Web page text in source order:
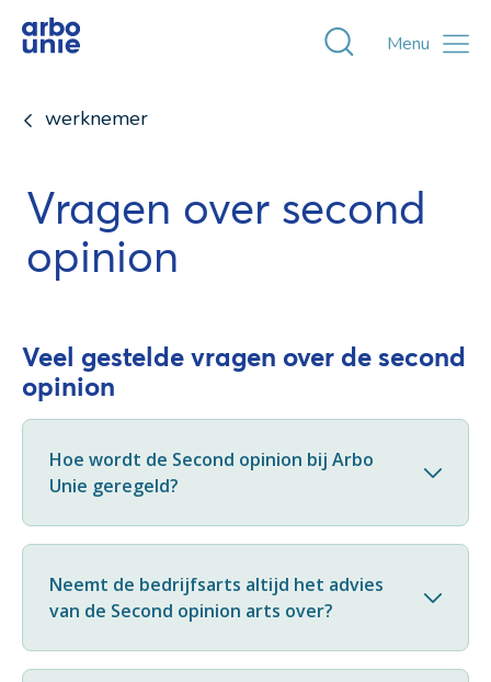
Toggle
Menu
werknemer
Vragen over second
opinion
Veel gestelde vragen over de second
opinion
Hoe wordt de Second opinion bij Arbo
Unie geregeld?
Neemt de bedrijfsarts altijd het advies
van de Second opinion arts over?